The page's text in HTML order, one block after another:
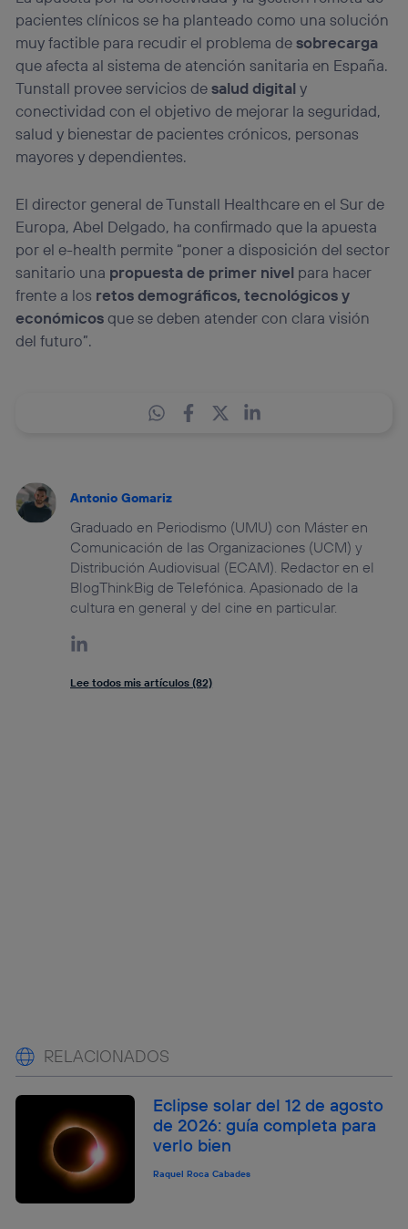
pacientes clínicos se ha planteado como una solución
muy factible para recudir el problema desobrecarga
que afecta al sistema de atención sanitaria en España.
Tunstall provee servicios desalud digitaly
conectividad con el objetivo de mejorar la seguridad,
salud y bienestar de pacientes crónicos, personas
mayores y dependientes.
El director general de Tunstall Healthcare en el Sur de
Europa, Abel Delgado, ha confirmado que la apuesta
por el e-health permite “poner a disposición del sector
sanitario una propuesta de primer nivel para hacer
frente a los retos demográficos, tecnológicos y
económicosque se deben atender con clara visión
del futuro”.
Antonio Gomariz
Graduado en Periodismo (UMU) con Máster en
Comunicación de las Organizaciones (UCM) y
Distribución Audiovisual (ECAM). Redactor en el
BlogThinkBig de Telefónica. Apasionado de la
cultura en general y del cine en particular.
Lee todos mis artículos (82)
RELACIONADOS
Eclipse solar del 12 de agosto
de 2026: guía completa para
verlo bien
Raquel Roca Cabades